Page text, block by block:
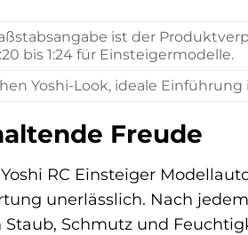
ist der
bis 1:24 für Einsteigermodelle.
Yoshi-Look, ideale Einführung
Freude
RC Einsteiger
unerlässlich. Nach
Schmutz und